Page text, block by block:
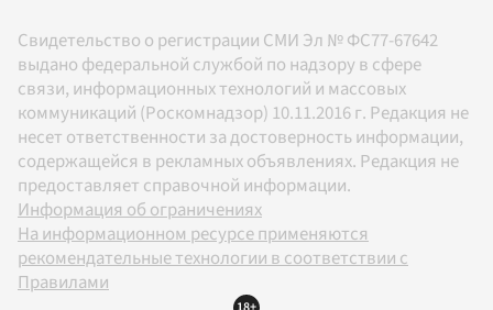
Свидетельство о регистрации СМИ Эл № ФС77-67642
выдано федеральной службой по надзору в сфере
связи, информационных технологий и массовых
коммуникаций (Роскомнадзор) 10.11.2016 г. Редакция не
несет ответственности за достоверность информации,
содержащейся в рекламных объявлениях. Редакция не
предоставляет справочной информации.
Информация об ограничениях
На информационном ресурсе применяются
рекомендательные технологии в соответствии с
Правилами